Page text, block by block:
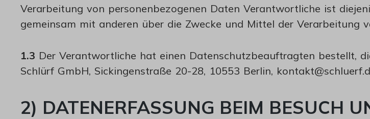
Verarbeitung von personenbezogenen Daten Verantwortliche ist
gemeinsam mit anderen über die Zwecke und Mittel der Verarbeitung
1.3 Der Verantwortliche hat einen Datenschutzbeauftragten bestellt,
Schlürf GmbH, Sickingenstraße 20-28, 10553 Berlin,
2) DATENERFASSUNG BEIM BESUCH